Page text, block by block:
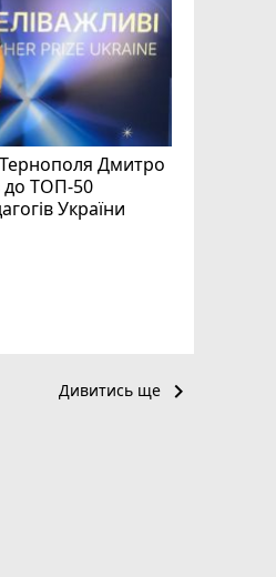
Тернополя Дмитро
до ТОП-50
України
Дивитись ще keyboard_arrow_right